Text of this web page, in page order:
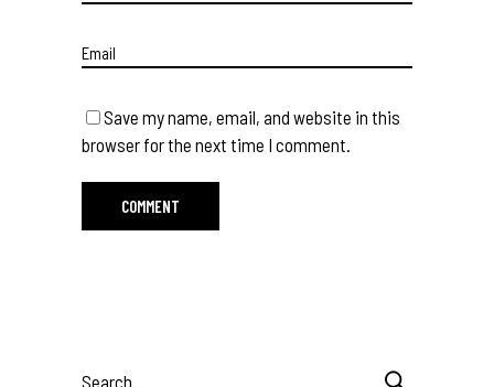
Save my name, email, and website in this
browser for the next time I comment.
Search